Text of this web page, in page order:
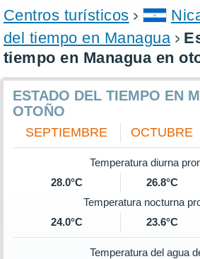
Centros turísticos
del tiempo en Managua
tiempo en Managua en
ESTADO DEL TIEMPO EN
OTOÑO
SEPTIEMBRE OCTUBRE
Temperatura diurna
28.0°C
26.8°C
Temperatura nocturna
24.0°C
23.6°C
Temperatura del agua